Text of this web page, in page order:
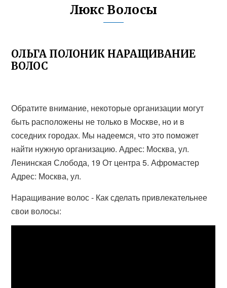
Люкс Волосы
ОЛЬГА ПОЛОНИК НАРАЩИВАНИЕ
ВОЛОС
Обратите внимание, некоторые организации могут
быть расположены не только в Москве, но и в
соседних городах. Мы надеемся, что это поможет
найти нужную организацию. Адрес: Москва, ул.
Ленинская Слобода, 19 От центра 5. Афромастер
Адрес: Москва, ул.
Наращивание волос - Как сделать привлекательнее
свои волосы: